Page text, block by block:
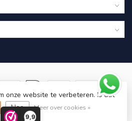
9,9
KING Microschroeven
onze website te verbeteren. Is dat
Nee Meer over cookies »